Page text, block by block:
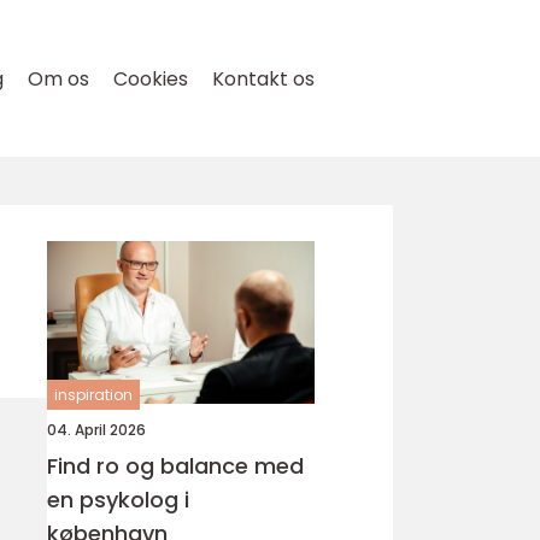
Om os Cookies Kontakt os
inspiration
04. April 2026
Find ro og balance med
en psykolog i
københavn